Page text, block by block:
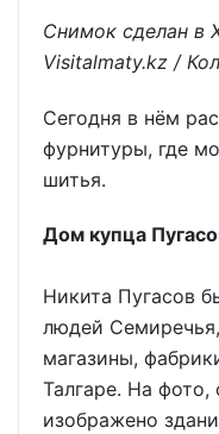
Снимок сделан в
Visitalmaty.kz /
Сегодня в нём
фурнитуры, где
шитья.
Дом купца
Никита Пугасов
людей
магазины,
Талгаре. На фото,
изображено